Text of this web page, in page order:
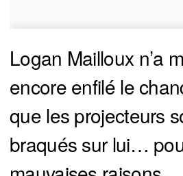
Logan Mailloux n’a
encore enfilé le
que les projecteurs
braqués sur lui…